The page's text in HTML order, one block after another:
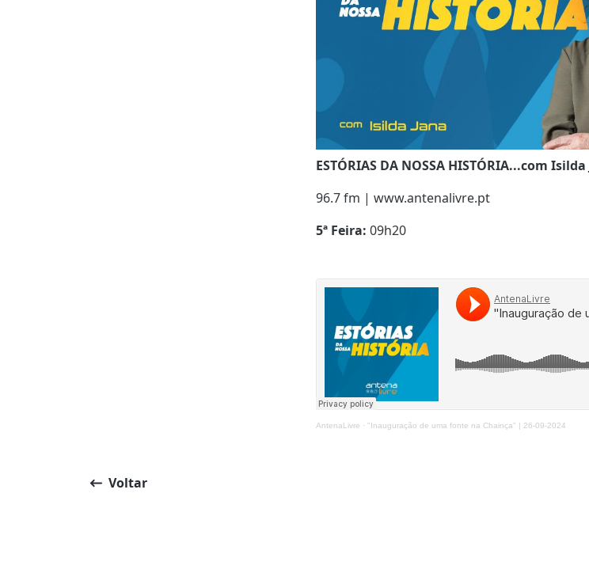
ESTÓRIAS DA NOSSA HISTÓRIA...com Isilda
96.7 fm | www.antenalivre.pt
5ª Feira: 09h20
AntenaLivre · "Inauguração de uma fonte na Chainça" | 26-09-2024
Voltar